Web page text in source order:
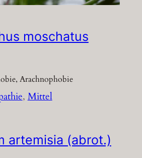
moschatus
Arachnophobie
, Mittel
artemisia (abrot.)